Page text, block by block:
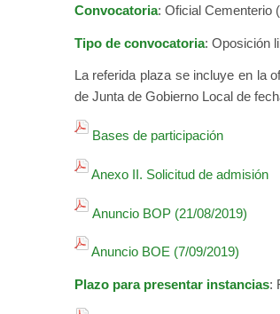
Convocatoria: Oficial Cementerio
Tipo de convocatoria: Oposición
La referida plaza se incluye en la
de Junta de Gobierno Local de
Bases de participación
Anexo II. Solicitud de admisión
Anuncio BOP (21/08/2019)
Anuncio BOE (7/09/2019)
Plazo para presentar instancias: